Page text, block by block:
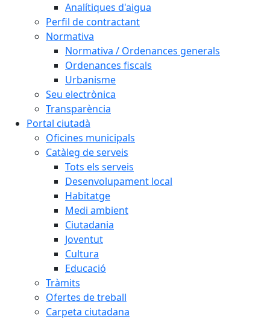
Analítiques d'aigua
Perfil de contractant
Normativa
Normativa / Ordenances generals
Ordenances fiscals
Urbanisme
Seu electrònica
Transparència
Portal ciutadà
Oficines municipals
Catàleg de serveis
Tots els serveis
Desenvolupament local
Habitatge
Medi ambient
Ciutadania
Joventut
Cultura
Educació
Tràmits
Ofertes de treball
Carpeta ciutadana